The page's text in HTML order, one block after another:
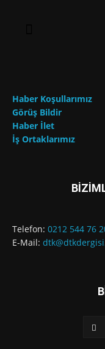
Haber Koşullarımız
Görüş Bildir
Haber İlet
İş Ortaklarımız
Telefon: 0212 544 76
E-Mail: